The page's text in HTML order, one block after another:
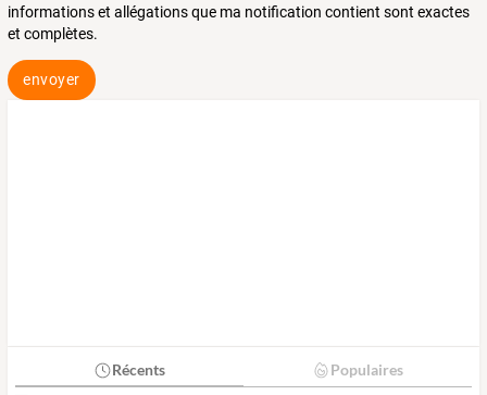
informations et allégations que ma notification contient sont exactes
et complètes.
envoyer
Récents Populaires